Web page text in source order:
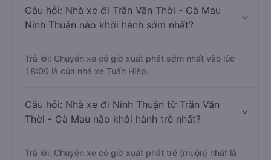
Câu hỏi: Nhà xe đi Trần Văn Thời - Cà Mau
Ninh Thuận nào khởi hành sớm nhất?
Trả lời: Chuyến xe có giờ xuất phát sớm nhất vào lúc
18:00 là của nhà xe Tuấn Hiệp.
Câu hỏi: Nhà xe đi Ninh Thuận từ Trần Văn
Thời - Cà Mau nào khởi hành trễ nhất?
Trả lời: Chuyến xe có giờ xuất phát trễ (muộn) nhất là